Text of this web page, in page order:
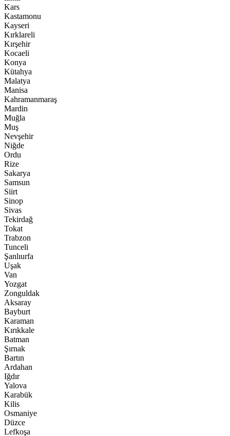
Kars
Kastamonu
Kayseri
Kırklareli
Kırşehir
Kocaeli
Konya
Kütahya
Malatya
Manisa
Kahramanmaraş
Mardin
Muğla
Muş
Nevşehir
Niğde
Ordu
Rize
Sakarya
Samsun
Siirt
Sinop
Sivas
Tekirdağ
Tokat
Trabzon
Tunceli
Şanlıurfa
Uşak
Van
Yozgat
Zonguldak
Aksaray
Bayburt
Karaman
Kırıkkale
Batman
Şırnak
Bartın
Ardahan
Iğdır
Yalova
Karabük
Kilis
Osmaniye
Düzce
Lefkoşa